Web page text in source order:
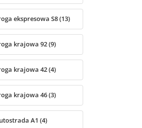
ekspresowa S8 (13)
krajowa 92 (9)
krajowa 42 (4)
krajowa 46 (3)
A1 (4)